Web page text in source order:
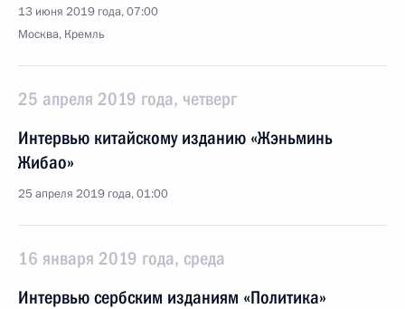
13 июня 2019 года, 07:00
Москва, Кремль
25 апреля 2019 года, четверг
Интервью китайскому изданию «Жэньминь
Жибао»
25 апреля 2019 года, 01:00
16 января 2019 года, среда
Интервью сербским изданиям «Политика»